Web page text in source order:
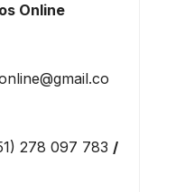
Online
278 097 783 /